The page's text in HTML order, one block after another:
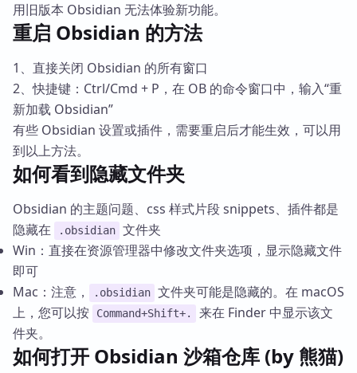
用旧版本 Obsidian 无法体验新功能。
重启 Obsidian 的方法
1、直接关闭 Obsidian 的所有窗口
2、快捷键：Ctrl/Cmd + P，在 OB 的命令窗口中，输入“重
新加载 Obsidian”
有些 Obsidian 设置或插件，需要重启后才能生效，可以用
到以上方法。
如何看到隐藏文件夹
Obsidian 的主题问题、css 样式片段 snippets、插件都是
隐藏在
.obsidian 文件夹
Win：直接在资源管理器中修改文件夹选项，显示隐藏文件
即可
Mac：注意，
.obsidian 文件夹可能是隐藏的。在 macOS
上，您可以按
Command+Shift+.
来在 Finder 中显示该文
件夹。
如何打开 Obsidian 沙箱仓库 (by 熊猫)